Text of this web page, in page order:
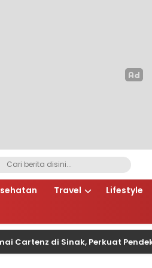
Travel Lifestyle
di Sinak, Perkuat Pendekatan